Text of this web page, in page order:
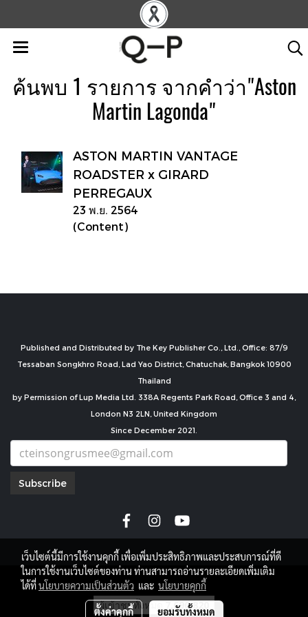
ค้นพบ 1 รายการ จากคำว่า"Aston
Martin Lagonda"
ASTON MARTIN VANTAGE
ROADSTER x GIRARD
PERREGAUX
23 พ.ย. 2564
(Content)
Published and Distributed by The Key Publisher Co., Ltd., Office: 87/9
Tessaban Songkhro Road, Lad Yao District, Chatuchak, Bangkok 10900
Thailand
by Permission of Lup Media Ltd. 338A Regents Park Road, Office 3 and 4,
London N3 2LN, United Kingdom
Since December 2021.
Subscribe
copyright by
ผู้เข้าชมทั้งหมด7,690,820
เว็บไซต์นี้มีการใช้งานคุกกี้ เพื่อเพิ่มประสิทธิภาพและประสบการณ์ที่ดี
ในการใช้งานเว็บไซต์ของท่าน ท่านสามารถอ่านรายละเอียดเพิ่มเติม
ได้ที่นโยบายความเป็นส่วนตัว และ นโยบายคุกกี้
ตั้งค่าคุกกี้ ยอมรับทั้งหมด